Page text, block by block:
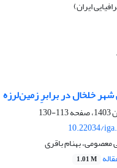
خلخال در برابرِ زمین‌لرزه
113-130
10.22034/
معصومی، بهنام باقری
1.01 M